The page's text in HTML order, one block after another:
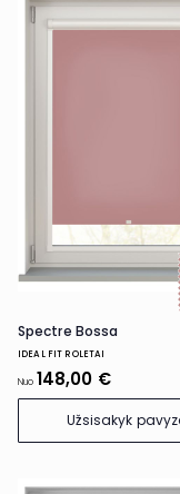
Spectre Bossa
IDEAL FIT ROLETAI
Nuo 148,00 €
Užsisakyk